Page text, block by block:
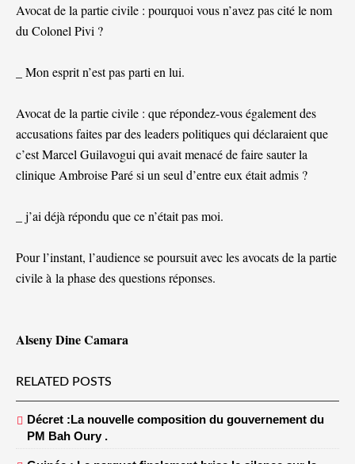
Avocat de la partie civile : pourquoi vous n’avez pas cité le nom
du Colonel Pivi ?
_ Mon esprit n’est pas parti en lui.
Avocat de la partie civile : que répondez-vous également des
accusations faites par des leaders politiques qui déclaraient que
c’est Marcel Guilavogui qui avait menacé de faire sauter la
clinique Ambroise Paré si un seul d’entre eux était admis ?
_ j’ai déjà répondu que ce n’était pas moi.
Pour l’instant, l’audience se poursuit avec les avocats de la partie
civile à la phase des questions réponses.
Alseny Dine Camara
RELATED POSTS
Décret :La nouvelle composition du gouvernement du
PM Bah Oury .